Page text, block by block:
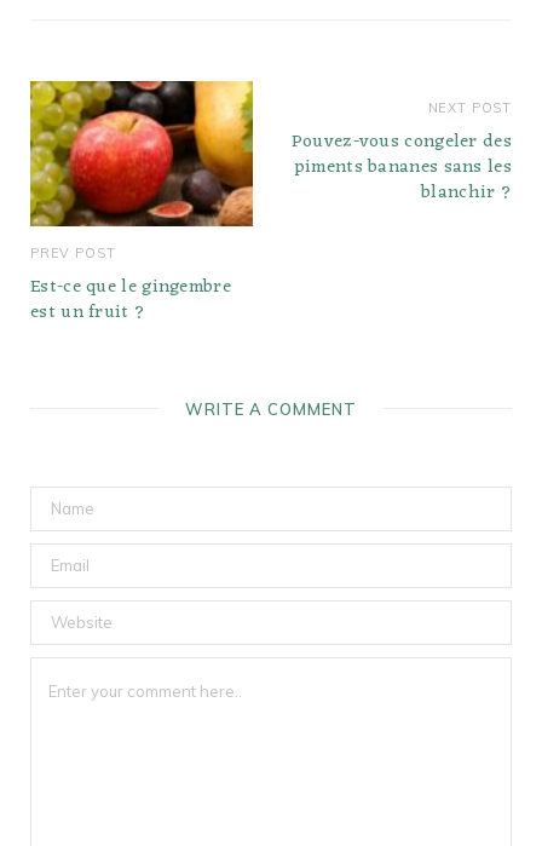
PREV POST
Est-ce que le gingembre
est un fruit ?
NEXT POST
Pouvez-vous congeler des
piments bananes sans les
blanchir ?
WRITE A COMMENT